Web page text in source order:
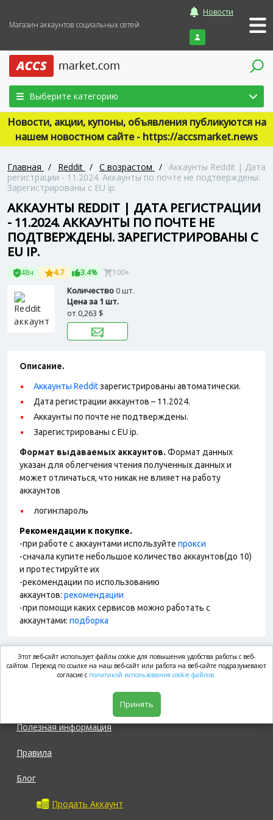
Магазин аккаунтов социальных сетей
Новости
Войти
Выберите категорию
Новости, акции, купоны, объявления публикуются на
нашем новостном сайте - https://accsmarket.news
Главная / Reddit / С возрастом / Аккаунты Reddit | Дата
регистрации - 11.2024. Аккаунты по почте не подтверждены.
Зарегистрированы с EU ip.
АККАУНТЫ REDDIT | ДАТА РЕГИСТРАЦИИ
- 11.2024. АККАУНТЫ ПО ПОЧТЕ НЕ
ПОДТВЕРЖДЕНЫ. ЗАРЕГИСТРИРОВАНЫ С
EU IP.
48ч 4.7 3.4% 100+
Количество0 шт.
Цена за 1 шт.
от0,263 $
Описание.
Аккаунты Redditзарегистрированы автоматически.
Дата регистрации аккаунтов – 11.2024.
Аккаунты по почте не подтверждены.
Зарегистрированы с EU ip.
Формат выдаваемых аккаунтов. Формат данных
указан для облегчения чтения полученных данных и
может отличаться, что никак не влияет на работу
аккаунтов
логин:пароль
Рекомендации к покупке.
-при работе с аккаунтами используйте прокси
-сначала купите небольшое количество аккаунтов(до 10)
и протестируйте их
-рекомендации по использованию
аккаунтов: рекомендации
-при помощи каких сервисов можно работать с
аккаунтами: подборка
market.com
Полезная информация
Правила
Блог
Продать Аккаунт
Этот веб-сайт использует файлы cookie для повышения удобства работы с веб-
сайтом. Переход по ссылке на наш веб-сайт или работа на веб-сайте подразумевают
согласие с политикой использования cookie файлов.
Принять